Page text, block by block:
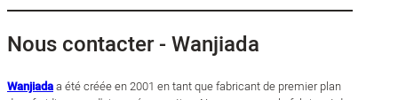
Nous contacter - Wanjiada
Wanjiadaa été créée en 2001 en tant que fabricant de premier plan